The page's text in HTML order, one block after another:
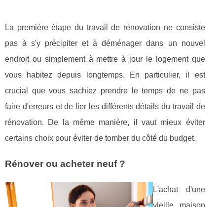
La première étape du travail de rénovation ne consiste
pas à s'y précipiter et à déménager dans un nouvel
endroit ou simplement à mettre à jour le logement que
vous habitez depuis longtemps. En particulier, il est
crucial que vous sachiez prendre le temps de ne pas
faire d'erreurs et de lier les différents détails du travail de
rénovation. De la même manière, il vaut mieux éviter
certains choix pour éviter de tomber du côté du budget.
Rénover ou acheter neuf ?
L'achat d'une